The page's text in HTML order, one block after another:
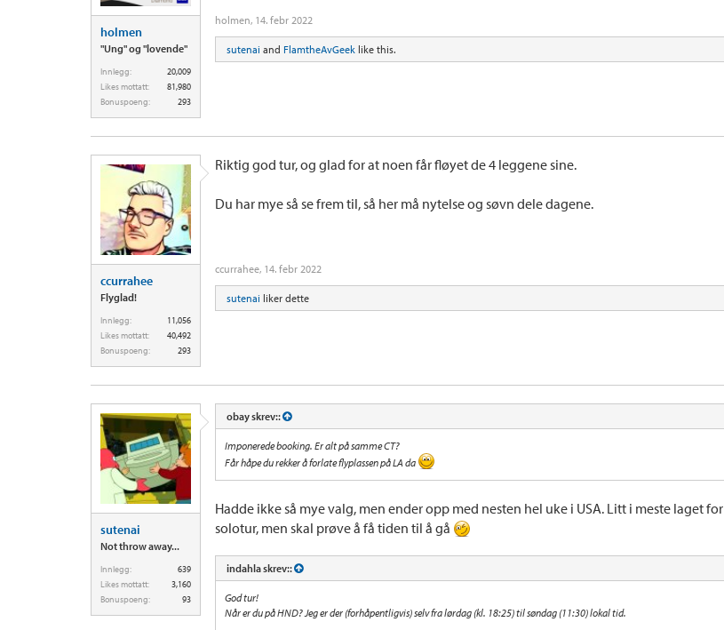
holmen
"Ung" og "lovende"
Innlegg:
20,009
Likes mottatt:
81,980
Bonuspoeng:
293
holmen, 14. febr 2022
sutenai and FlamtheAvGeek like this.
ccurrahee
Flyglad!
Innlegg:
11,056
Likes mottatt:
40,492
Bonuspoeng:
293
Riktig god tur, og glad for at noen får fløyet de 4 leggene sine.
Du har mye så se frem til, så her må nytelse og søvn dele dagene.
ccurrahee, 14. febr 2022
sutenai liker dette
sutenai
Not throw away...
Innlegg:
639
Likes mottatt:
3,160
Bonuspoeng:
93
obay skrev::
Imponerede booking. Er alt på samme CT?
Får håpe du rekker å forlate flyplassen på LA da
Hadde ikke så mye valg, men ender opp med nesten hel uke i USA. Litt i meste laget for
solotur, men skal prøve å få tiden til å gå
indahla skrev::
God tur!
Når er du på HND? Jeg er der (forhåpentligvis) selv fra lørdag (kl. 18:25) til søndag (11:30) lokal tid.